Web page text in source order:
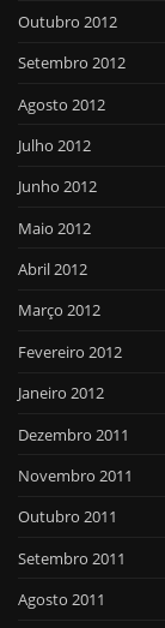
Outubro 2012
Setembro 2012
Agosto 2012
Julho 2012
Junho 2012
Maio 2012
Abril 2012
Março 2012
Fevereiro 2012
Janeiro 2012
Dezembro 2011
Novembro 2011
Outubro 2011
Setembro 2011
Agosto 2011